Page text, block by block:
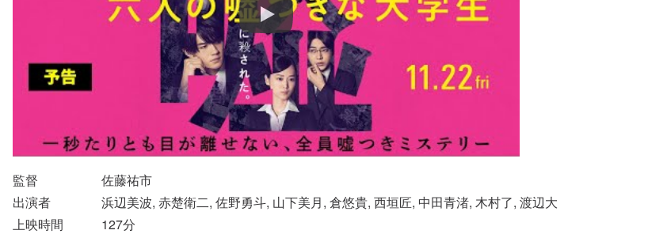
監督
佐藤祐市
出演者
浜辺美波, 赤楚衛二, 佐野勇斗, 山下美月, 倉悠貴, 西垣匠, 中田青渚, 木村了, 渡辺大
上映時間
127分